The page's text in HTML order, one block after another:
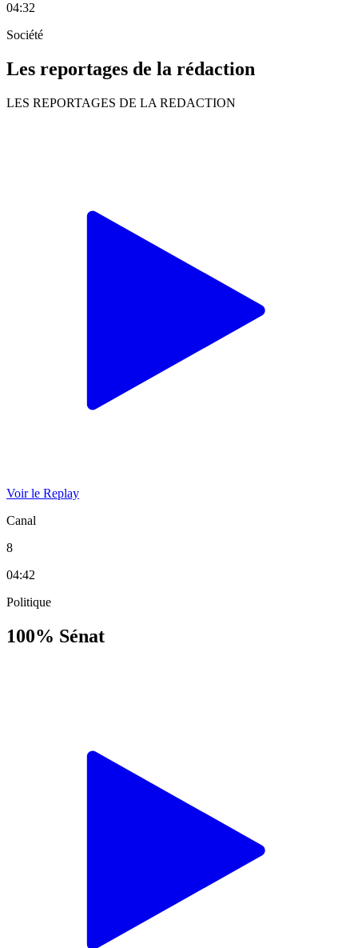
04:32
Société
Les reportages de la rédaction
LES REPORTAGES DE LA REDACTION
Voir le Replay
Canal
8
04:42
Politique
100% Sénat